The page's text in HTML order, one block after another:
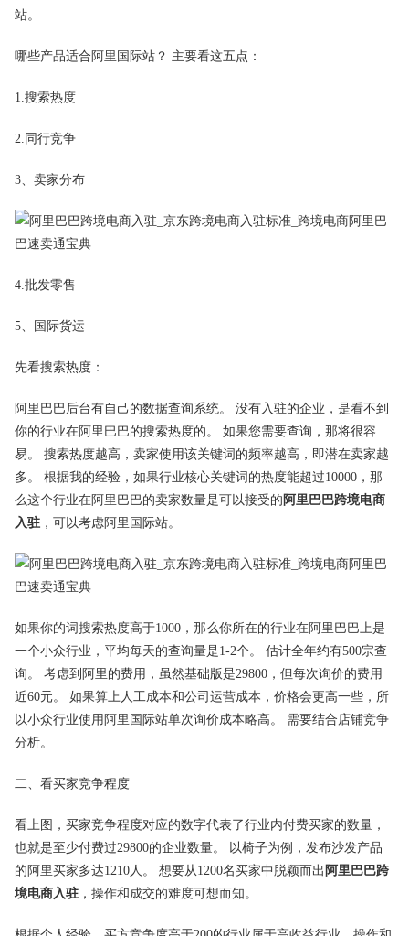
站。
哪些产品适合阿里国际站？ 主要看这五点：
1.搜索热度
2.同行竞争
3、 卖家分布
4.批发零售
5、国际货运
先看搜索热度：
阿里巴巴后台有自己的数据查询系统。 没有入驻的企业，是看不到
你的行业在阿里巴巴的搜索热度的。 如果您需要查询，那将很容
易。 搜索热度越高，卖家使用该关键词的频率越高，即潜在卖家越
多。 根据我的经验，如果行业核心关键词的热度能超过10000，那
么这个行业在阿里巴巴的卖家数量是可以接受的 阿里巴巴跨境电商
入驻 ，可以考虑阿里国际站。
如果你的词搜索热度高于1000，那么你所在的行业在阿里巴巴上是
一个小众行业，平均每天的查询量是1-2个。 估计全年约有500宗查
询。 考虑到阿里的费用，虽然基础版是29800，但每次询价的费用
近60元。 如果算上人工成本和公司运营成本，价格会更高一些，所
以小众行业使用阿里国际站单次询价成本略高。 需要结合店铺竞争
分析。
二、看买家竞争程度
看上图，买家竞争程度对应的数字代表了行业内付费买家的数量，
也就是至少付费过29800的企业数量。 以椅子为例，发布沙发产品
的阿里买家多达1210人。 想要从1200名买家中脱颖而出 阿里巴巴跨
境电商入驻 ，操作和成交的难度可想而知。